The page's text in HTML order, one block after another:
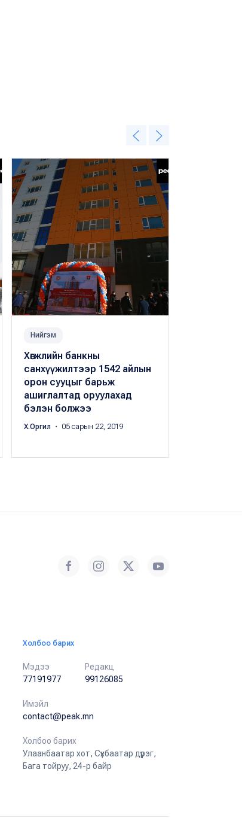
Нийгэм
Хөгжлийн банкны
санхүүжилтээр 1542 айлын
орон сууцыг барьж
ашиглалтад оруулахад
бэлэн болжээ
Х.Оргил ・ 05 сарын 22, 2019
Холбоо барих
Мэдээ
77191977
Редакц
99126085
Имэйл
contact@peak.mn
Холбоо барих
Улаанбаатар хот, Сүхбаатар дүүрэг,
Бага тойруу, 24-р байр